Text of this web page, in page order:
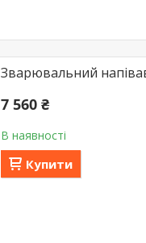
Зварювальний
7 560 ₴
В наявності
Купити